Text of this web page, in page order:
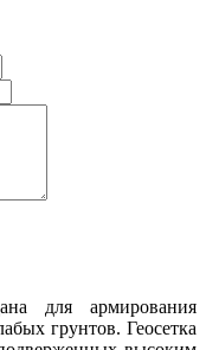
для армирования
грунтов. Геосетка